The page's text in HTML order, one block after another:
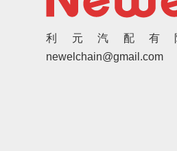
利元汽配有
newelchain@gmail.com